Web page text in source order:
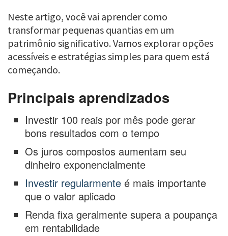
Neste artigo, você vai aprender como
transformar pequenas quantias em um
patrimônio significativo. Vamos explorar opções
acessíveis e estratégias simples para quem está
começando.
Principais aprendizados
Investir 100 reais por mês pode gerar
bons resultados com o tempo
Os juros compostos aumentam seu
dinheiro exponencialmente
Investir regularmente é mais importante
que o valor aplicado
Renda fixa geralmente supera a poupança
em rentabilidade